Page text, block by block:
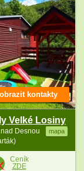
Velké Losiny
nad Desnou mapa
kontakty
Ceník
ZDE